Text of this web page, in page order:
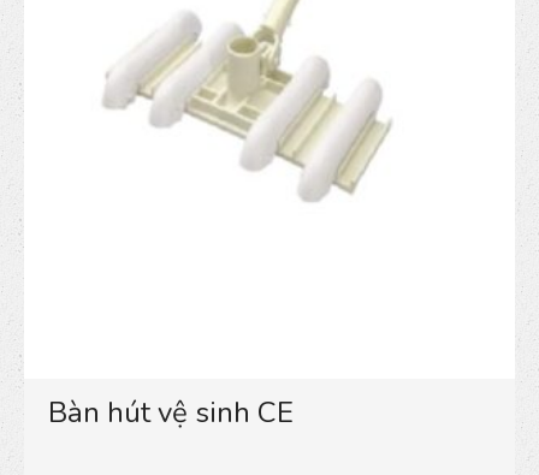
Dự án
Tin tức
Liên hệ
Bàn hút vệ sinh CE